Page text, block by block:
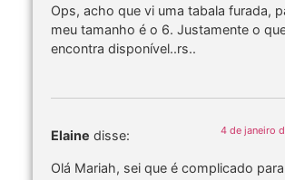
Ops, acho que vi uma tabala furada,
meu tamanho é o 6. Justamente o
encontra disponível..rs..
Elaine disse: 4 de janeiro
Olá Mariah, sei que é complicado